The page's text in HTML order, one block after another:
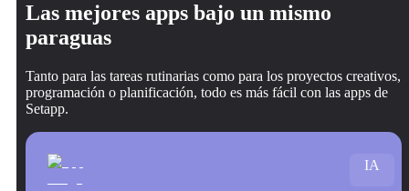
Las mejores apps bajo un mismo
paraguas
Tanto para las tareas rutinarias como para los proyectos creativos,
programación o planificación, todo es más fácil con las apps de
Setapp.
IA